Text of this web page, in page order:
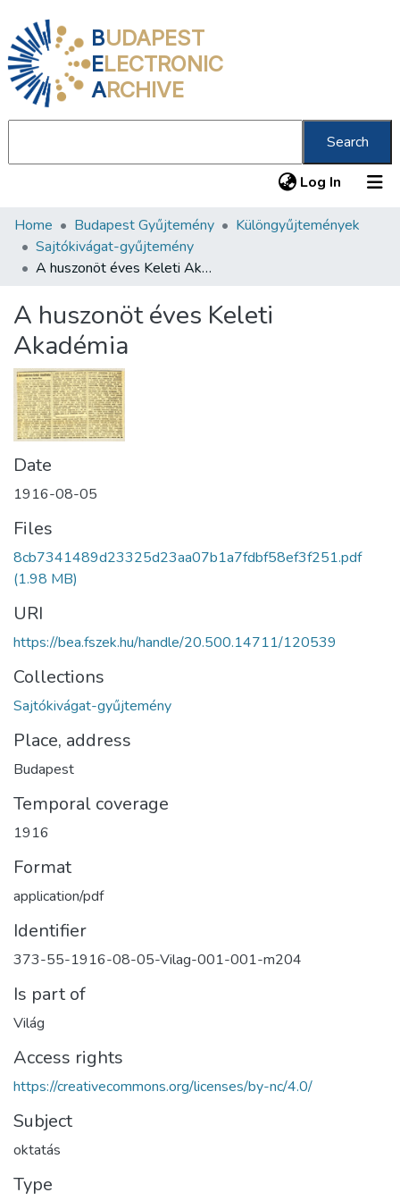
BUDAPEST
ELECTRONIC
ARCHIVE
Search
Log In (current)
Communities & Collections
All of DSpace
About us
Home Budapest Gyűjtemény
Különgyűjtemények
Sajtókivágat-gyűjtemény
A huszonöt éves Keleti Akadémia
A huszonöt éves Keleti
Akadémia
Date
1916-08-05
Files
8cb7341489d23325d23aa07b1a7fdbf58ef3f251.pdf
(1.98 MB)
URI
https://bea.fszek.hu/handle/20.500.14711/120539
Collections
Sajtókivágat-gyűjtemény
Place, address
Budapest
Temporal coverage
1916
Format
application/pdf
Identifier
373-55-1916-08-05-Vilag-001-001-m204
Is part of
Világ
Access rights
https://creativecommons.org/licenses/by-nc/4.0/
Subject
oktatás
Type